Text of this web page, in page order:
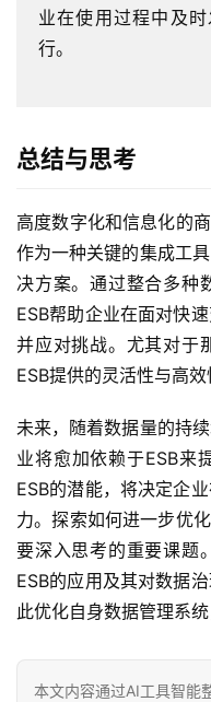
业在使用过程中及
行。
总结与思考
高度数字化和信息化的
作为一种关键的集成工
决方案。通过整合多种
ESB帮助企业在面对快
并应对挑战。尤其对于
ESB提供的灵活性与高
未来，随着数据量的持
业将愈加依赖于ESB来
ESB的潜能，将决定企
力。探索如何进一步优
要深入思考的重要课题
ESB的应用及其对数据
此优化自身数据管理系
本文内容通过AI工具智能